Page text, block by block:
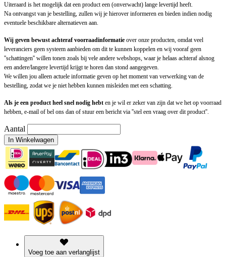
Uiteraard is het mogelijk dat een product een (onverwacht) lange levertijd heeft.
Na ontvangst van je bestelling, zullen wij je hierover informeren en bieden indien nodig
eventuele beschikbare alternatieven aan.
Wij geven bewust achteraf voorraadinformatie over onze producten, omdat veel
leveranciers geen systeem aanbieden om dit te kunnen koppelen en wij vooraf geen
''schattingen'' willen tonen zoals bij vele andere webshops, waar je helaas achteraf alsnog
een andere/langere levertijd krijgt te horen dan stond aangegeven.
We willen jou alleen actuele informatie geven op het moment van verwerking van de
bestelling, zodat we je niet hebben kunnen misleiden met een schatting.
Als je een product heel snel nodig hebt en je wil er zeker van zijn dat we het op voorraad
hebben, e-mail of bel ons dan of stuur een bericht via ''stel een vraag over dit product''.
Aantal
In Winkelwagen
Voeg toe aan verlanglijst